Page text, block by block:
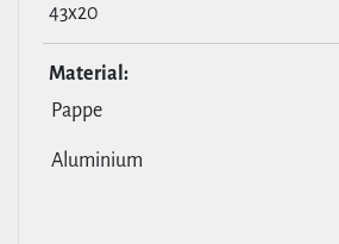
43x20
Material:
Pappe
Aluminium